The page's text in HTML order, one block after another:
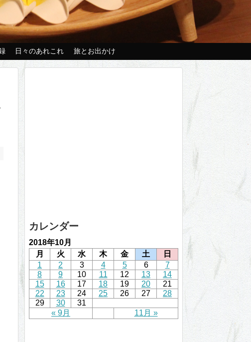
日々のあれこれ 旅とお出かけ
カレンダー
2018年10月
月
火 水 木 金 土 日
« 9月 11月 »
1 2 3 4 5 6
7
8
9 10 11 12 13
14
15
16 17 18 19 20
21
22
23 24 25 26 27
28
29
30 31